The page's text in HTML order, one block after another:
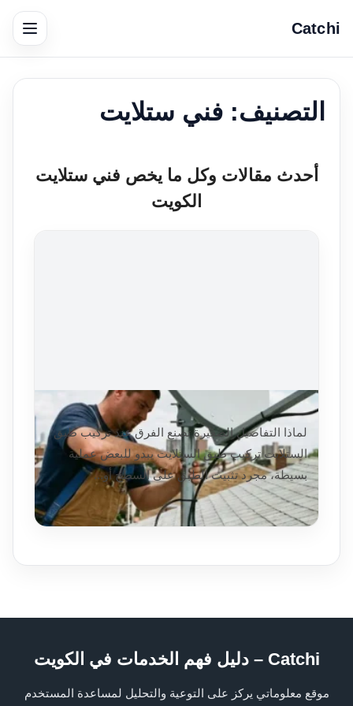
Catchi
التصنيف: فني ستلايت
أحدث مقالات وكل ما يخص فني ستلايت
الكويت
تركيب طبق الستلايت بشكل صحيح
لماذا التفاصيل الصغيرة تصنع الفرق عند تركيب طبق
الستلايت تركيب طبق الستلايت يبدو للبعض عملية
بسيطة، مجرد تثبيت الطبق على السطح أو...
اقرأ التفاصيل 2026/01/15
Catchi – دليل فهم الخدمات في الكويت
موقع معلوماتي يركز على التوعية والتحليل لمساعدة المستخدم